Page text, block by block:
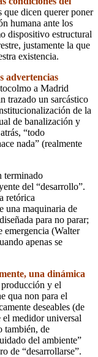
que dicen querer poner
humana ante los
dispositivo estructural
justamente la que
existencia.
advertencias
a Madrid
trazado un sarcástico
de la
de banalización y
“todo
nada” (realmente
terminado
del “desarrollo”.
retórica
una maquinaria de
para no parar;
emergencia (Walter
apenas se
una dinámica
y el
qua non para el
deseables (de
el medidor universal
también, de
del ambiente”
de “desarrollarse”.